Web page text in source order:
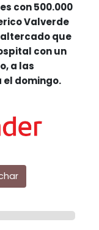
con 500.000
Valverde
que
con un
a las
domingo.